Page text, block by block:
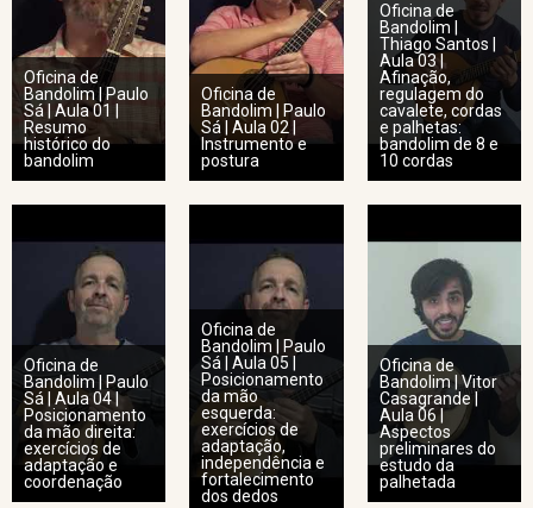
Oficina de
Bandolim | Paulo
Sá | Aula 01 |
Resumo
histórico do
bandolim
Oficina de
Bandolim | Paulo
Sá | Aula 02 |
Instrumento e
postura
Oficina de
Bandolim |
Thiago Santos |
Aula 03 |
Afinação,
regulagem do
cavalete, cordas
e palhetas:
bandolim de 8 e
10 cordas
Oficina de
Bandolim | Paulo
Sá | Aula 04 |
Posicionamento
da mão direita:
exercícios de
adaptação e
coordenação
Oficina de
Bandolim | Paulo
Sá | Aula 05 |
Posicionamento
da mão
esquerda:
exercícios de
adaptação,
independência e
fortalecimento
dos dedos
Oficina de
Bandolim | Vitor
Casagrande |
Aula 06 |
Aspectos
preliminares do
estudo da
palhetada